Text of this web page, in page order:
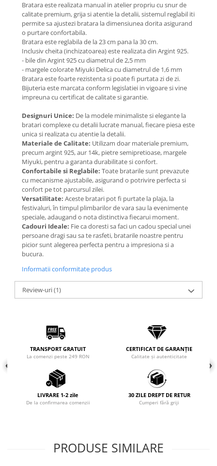
Coliere cu Semilună
Coliere cu Zodii
Coliere cu Flori
Coliere cu Animale
Coliere cu Molecule
Coliere Diverse
BRĂȚĂRI
BRĂȚĂRI CU ȘNUR REGLABIL
Brățări din Aur cu șnur reglabil
Brățări din Argint cu șnur reglabil
BRĂȚĂRI CU PIETRE SEMIPREȚIOASE
Brățări din Aur cu pietre
semiprețioase
Brățări din Argint cu pietre
semiprețioase
Brățări elastice cu pietre
semiprețioase
BRĂȚĂRI DE PICIOR
Brățări de picior din Aur
Brățări de picior din Argint
COLIERE
Coliere cu mărgele colorate și
Argint
Coliere cu pietre semiprețioase
Bratara este realizata manual in atelier propriu cu snur de
calitate premium, grija si atentie la detalii, sistemul reglabil iti
permite sa ajustezi bratara la dimensiunea dorita asigurand
o purtare confortabila.
Bratara este reglabila de la 23 cm pana la 30 cm.
Inclusiv cheita (inchizatoarea) este realizata din Argint 925.
- bile din Argint 925 cu diametrul de 2,5 mm
- margele colorate Miyuki Delica cu diametrul de 1,6 mm
Bratara este foarte rezistenta si poate fi purtata zi de zi.
Bijuteria este marcata conform legislatiei in vigoare si vine
impreuna cu certificat de calitate si garantie.
Designuri Unice: De la modele minimaliste si elegante la
bratari complexe cu detalii lucrate manual, fiecare piesa este
unica si realizata cu atentie la detalii.
Materiale de Calitate: Utilizam doar materiale premium,
precum argint 925, aur 14k, pietre semipretioase, margele
Miyuki, pentru a garanta durabilitate si confort.
Confortabile si Reglabile: Toate bratarile sunt prevazute
cu mecanisme ajustabile, asigurand o potrivire perfecta si
confort pe tot parcursul zilei.
Versatilitate: Aceste bratari pot fi purtate la plaja, la
festivaluri, în timpul plimbarilor de vara sau la evenimente
speciale, adaugand o nota distinctiva fiecarui moment.
Cadouri Ideale: Fie ca doresti sa faci un cadou special unei
persoane dragi sau sa te rasfeti, bratarile noastre pentru
picior sunt alegerea perfecta pentru a impresiona si a
bucura.
Informatii conformitate produs
Review-uri(1)
TRANSPORT GRATUIT
La comenzi peste 249 RON
CERTIFICAT DE GARANȚIE
Calitate și autenticitate
LIVRARE 1-2 zile
De la confirmarea comenzii
30 ZILE DREPT DE RETUR
Cumperi fără griji
PRODUSE SIMILARE